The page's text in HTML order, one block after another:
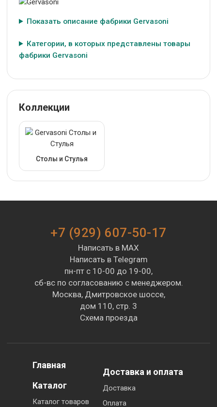
Показать описание фабрики Gervasoni
Категории, в которых представлены товары
фабрики Gervasoni
Коллекции
Столы и Стулья
+7 (929) 607-50-17
Написать в MAX
Написать в Telegram
пн-пт с 10-00 до 19-00,
сб-вс по согласованию с менеджером.
Москва, Дмитровское шоссе,
дом 110, стр. 3
Схема проезда
Главная
Каталог
Каталог товаров
Доставка и оплата
Доставка
Оплата